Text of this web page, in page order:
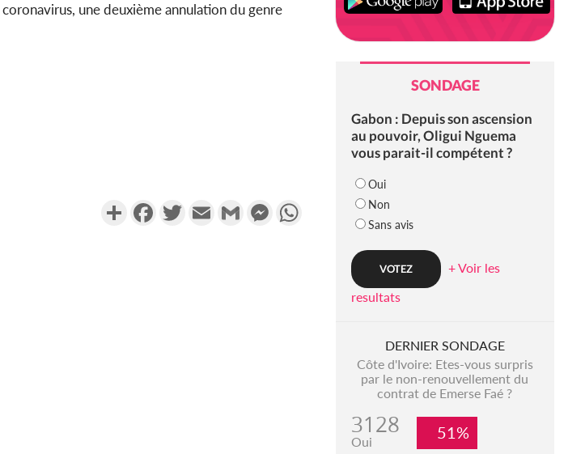
une deuxième annulation du genre
PartagerFacebookTwitterEmail Gmail MessengerWhatsApp
SONDAGE
Gabon : Depuis son ascension
au pouvoir, Oligui Nguema
vous parait-il compétent ?
Oui
Non
Sans avis
+ Voir les
resultats
DERNIER SONDAGE
Côte d'Ivoire: Etes-vous surpris
par le non-renouvellement du
contrat de Emerse Faé ?
3128
Oui 51%